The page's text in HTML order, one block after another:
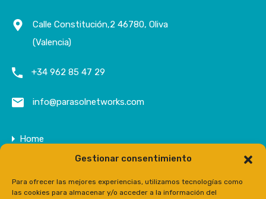
Gestionar consentimiento
Para ofrecer las mejores experiencias, utilizamos tecnologías como
las cookies para almacenar y/o acceder a la información del
Calle Constitución,2 46780, Oliva
(Valencia)
+34 962 85 47 29
info@parasolnetworks.com
Home
Domaine